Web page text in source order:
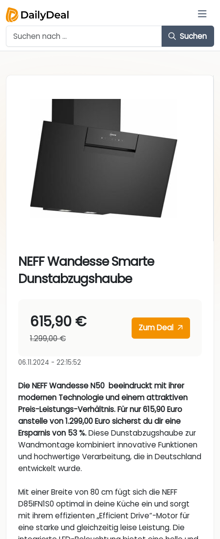
Suchen
NEFF Wandesse Smarte
Dunstabzugshaube
615,90 €
1.299,00 €
Zum Deal
06.11.2024 - 22:15:52
Die NEFF Wandesse N50 beeindruckt mit ihrer
modernen Technologie und einem attraktiven
Preis-Leistungs-Verhältnis. Für nur 615,90 Euro
anstelle von 1.299,00 Euro sicherst du dir eine
Ersparnis von 53 %.Diese Dunstabzugshaube zur
Wandmontage kombiniert innovative Funktionen
und hochwertige Verarbeitung, die in Deutschland
entwickelt wurde.
Mit einer Breite von 80 cm fügt sich die NEFF
D85IFN1S0 optimal in deine Küche ein und sorgt
mit ihrem effizienten „Efficient Drive“-Motor für
eine starke und gleichzeitig leise Leistung. Die